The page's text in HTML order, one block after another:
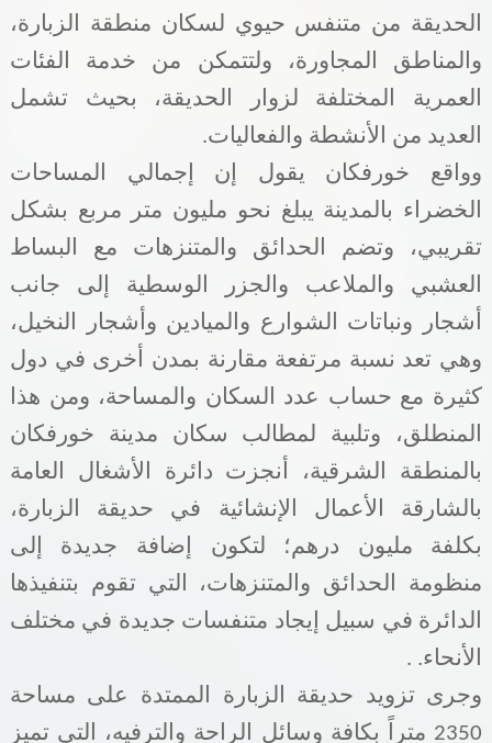
الحديقة من متنفس حيوي لسكان منطقة الزبارة،
والمناطق المجاورة، ولتتمكن من خدمة الفئات
العمرية المختلفة لزوار الحديقة، بحيث تشمل
العديد من الأنشطة والفعاليات.
وواقع خورفكان يقول إن إجمالي المساحات
الخضراء بالمدينة يبلغ نحو مليون متر مربع بشكل
تقريبي، وتضم الحدائق والمتنزهات مع البساط
العشبي والملاعب والجزر الوسطية إلى جانب
أشجار ونباتات الشوارع والميادين وأشجار النخيل،
وهي تعد نسبة مرتفعة مقارنة بمدن أخرى في دول
كثيرة مع حساب عدد السكان والمساحة، ومن هذا
المنطلق، وتلبية لمطالب سكان مدينة خورفكان
بالمنطقة الشرقية، أنجزت دائرة الأشغال العامة
بالشارقة الأعمال الإنشائية في حديقة الزبارة،
بكلفة مليون درهم؛ لتكون إضافة جديدة إلى
منظومة الحدائق والمتنزهات، التي تقوم بتنفيذها
الدائرة في سبيل إيجاد متنفسات جديدة في مختلف
الأنحاء. .
وجرى تزويد حديقة الزبارة الممتدة على مساحة
2350 متراً بكافة وسائل الراحة والترفيه، التي تميز